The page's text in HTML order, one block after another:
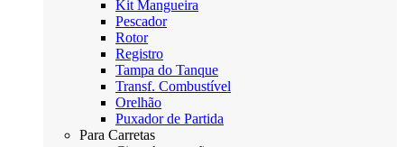
Kit Mangueira
Pescador
Rotor
Registro
Tampa do Tanque
Transf. Combustível
Orelhão
Puxador de Partida
Para Carretas